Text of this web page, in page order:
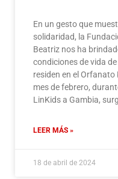
En un gesto que
solidaridad, la
Beatriz nos ha
condiciones de vida
residen en el
mes de febrero,
LinKids a Gambia,
LEER MÁS »
18 de abril de 2024